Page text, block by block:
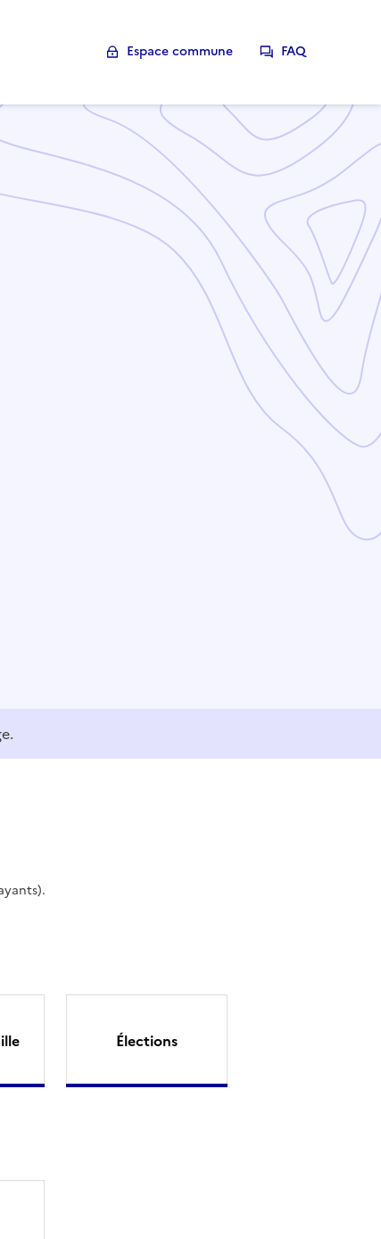
Espace commune FAQ
Élections